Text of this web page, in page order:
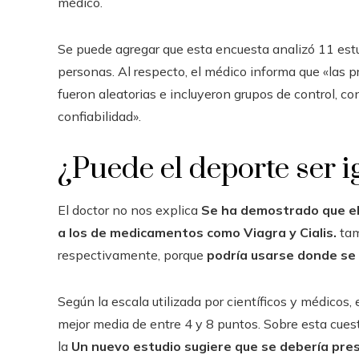
Se puede agregar que esta encuesta analizó 11
personas. Al respecto, el médico informa que
fueron aleatorias e incluyeron grupos de control,
confiabilidad».
¿Puede el deporte ser
El doctor no nos explica Se ha demostrado que
a los de medicamentos como Viagra y Cialis.
respectivamente, porque podría usarse donde
Según la escala utilizada por científicos y
mejor media de entre 4 y 8 puntos. Sobre esta
la Un nuevo estudio sugiere que se debería